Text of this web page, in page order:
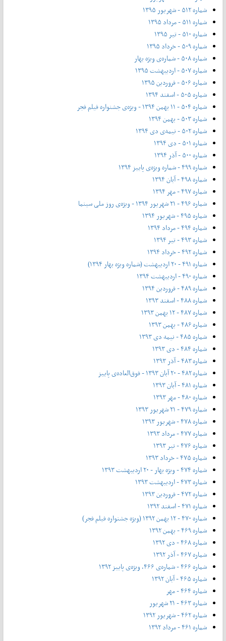
شماره ۵۱۲ - شهریور ۱۳۹۵
شماره ۵۱۱ - مرداد ۱۳۹۵
شماره ۵۱۰ - تیر ۱۳۹۵
شماره ۵۰۹ - خرداد ۱۳۹۵
شماره ۵۰۸ - شماره‌ی ویژه بهار
شماره ۵۰۷ - اردیبهشت ۱۳۹۵
شماره ۵۰۶ - فروردین ۱۳۹۵
شماره ۵۰۵ - اسفند ۱۳۹۴
شماره ۵۰۴ - ۱۱ بهمن ۱۳۹۴ - ویژه‌ی جشنواره فیلم فجر
شماره ۵۰۳ - بهمن ۱۳۹۴
شماره ۵۰۲ - نیمه‌ی دی ۱۳۹۴
شماره ۵۰۱ - دی ۱۳۹۴
شماره ۵۰۰ - آذر ۱۳۹۴
شماره ۴۹۹ - شماره ویژه‌ی پاییز ۱۳۹۴
شماره ۴۹۸ - آبان ۱۳۹۴
شماره ۴۹۷ - مهر ۱۳۹۴
شماره ۴۹۶ - ۲۱ شهریور ۱۳۹۴ - ویژه‌ی روز ملی سینما
شماره ۴۹۵ - شهریور ۱۳۹۴
شماره ۴۹۴ - مرداد ۱۳۹۴
شماره ۴۹۳ - تیر ۱۳۹۴
شماره ۴۹۲ - خرداد ۱۳۹۴
شماره ۴۹۱ - ۲۰ اردیبهشت (شماره ویژه بهار ۱۳۹۴)
شماره ۴۹۰ - اردیبهشت ۱۳۹۴
شماره ۴۸۹ - فروردین ۱۳۹۴
شماره ۴۸۸ - اسفند ۱۳۹۳
شماره ۴۸۷ - ۱۲ بهمن ۱۳۹۳
شماره ۴۸۶ - بهمن ۱۳۹۳
شماره ۴۸۵ - نیمه دی ۱۳۹۳
شماره ۴۸۴ - دی ۱۳۹۳
شماره ۴۸۳ - آذر ۱۳۹۳
شماره ۴۸۲ - ۲۰ آبان ۱۳۹۳ - فوق‌العاده‌ی پاییز
شماره ۴۸۱ - آبان ۱۳۹۳
شماره ۴۸۰ - مهر ۱۳۹۳
شماره ۴۷۹ - ۲۱ شهریور ۱۳۹۳
شماره ۴۷۸ - شهریور ۱۳۹۳
شماره ۴۷۷ - مرداد ۱۳۹۳
شماره ۴۷۶ - تیر ۱۳۹۳
شماره ۴۷۵ - خرداد ۱۳۹۳
شماره ۴۷۴ - ویژه بهار - ۲۰ اردیبهشت ۱۳۹۳
شماره ۴۷۳ - اردیبهشت ۱۳۹۳
شماره ۴۷۲ - فروردین ۱۳۹۳
شماره ۴۷۱ - اسفند ۱۳۹۲
شماره ۴۷۰ - ۱۲ بهمن ۱۳۹۲ (ویژه جشنواره فیلم فجر)
شماره ۴۶۹ - بهمن ۱۳۹۲
شماره ۴۶۸ - دی ۱۳۹۲
شماره ۴۶۷ - آذر ۱۳۹۲
شماره ۴۶۶ - شماره‌ی ۴۶۶، ویژه‌ی پاییز ۱۳۹۲
شماره ۴۶۵ - آبان ۱۳۹۲
شماره ۴۶۴ - مهر
شماره ۴۶۳ - ۲۱ شهریور
شماره ۴۶۲ - شهریور ۱۳۹۲
شماره ۴۶۱ - مرداد ۱۳۹۲